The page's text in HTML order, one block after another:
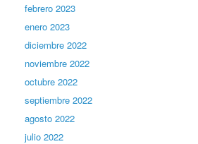
febrero 2023
enero 2023
diciembre 2022
noviembre 2022
octubre 2022
septiembre 2022
agosto 2022
julio 2022